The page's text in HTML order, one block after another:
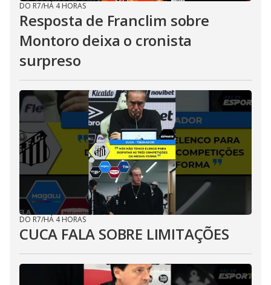
DO R7/HÁ 4 HORAS
Resposta de Franclim sobre
Montoro deixa o cronista
surpreso
DO R7/HÁ 4 HORAS
CUCA FALA SOBRE LIMITAÇÕES